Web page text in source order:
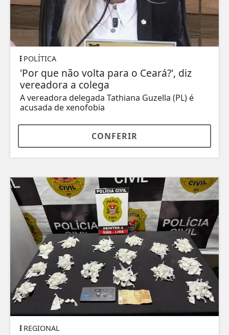
POLÍTICA
'Por que não volta para o Ceará?', diz
vereadora a colega
A vereadora delegada Tathiana Guzella (PL) é
acusada de xenofobia
CONFERIR
REGIONAL